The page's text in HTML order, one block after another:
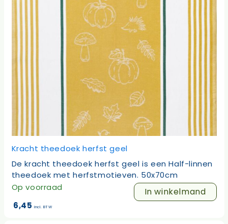
Kracht theedoek herfst geel
De kracht theedoek herfst geel is een Half-linnen
theedoek met herfstmotieven. 50x70cm
Op voorraad
In winkelmand
6,45 incl. BTW